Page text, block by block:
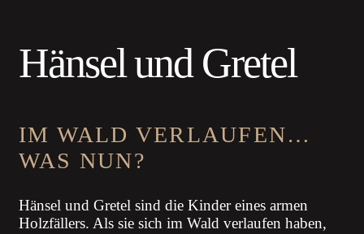
Hänsel und Gretel
IM WALD VERLAUFEN…
WAS NUN?
Hänsel und Gretel sind die Kinder eines armen
Holzfällers. Als sie sich im Wald verlaufen haben,